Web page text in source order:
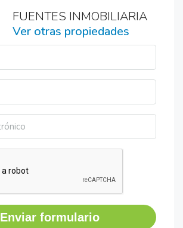
FUENTES INMOBILIARIA
Ver otras propiedades
Enviar formulario